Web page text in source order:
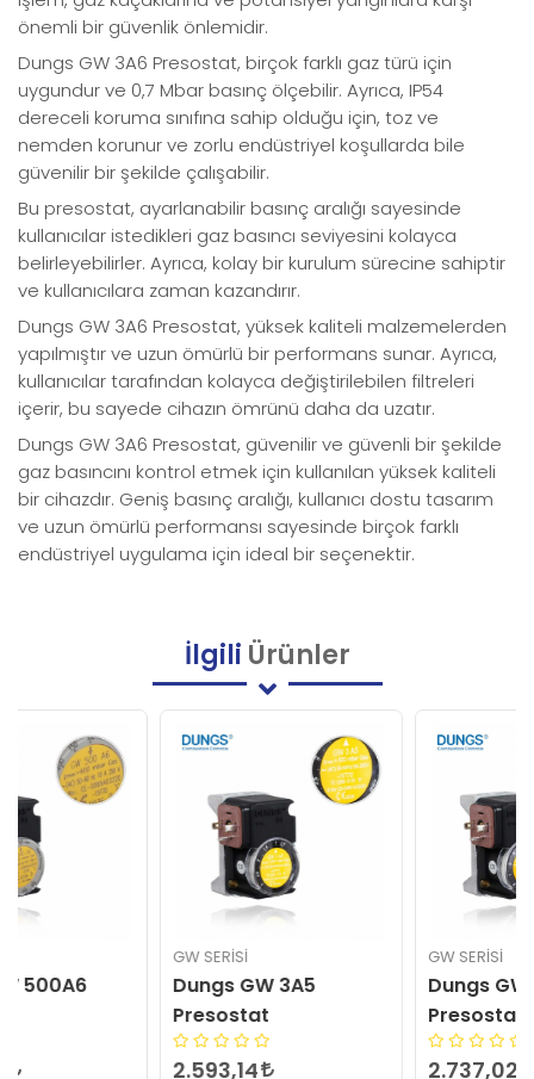
önemli bir güvenlik önlemidir.
Dungs GW 3A6 Presostat, birçok farklı gaz türü için
uygundur ve 0,7 Mbar basınç ölçebilir. Ayrıca, IP54
dereceli koruma sınıfına sahip olduğu için, toz ve
nemden korunur ve zorlu endüstriyel koşullarda bile
güvenilir bir şekilde çalışabilir.
Bu presostat, ayarlanabilir basınç aralığı sayesinde
kullanıcılar istedikleri gaz basıncı seviyesini kolayca
belirleyebilirler. Ayrıca, kolay bir kurulum sürecine sahiptir
ve kullanıcılara zaman kazandırır.
Dungs GW 3A6 Presostat, yüksek kaliteli malzemelerden
yapılmıştır ve uzun ömürlü bir performans sunar. Ayrıca,
kullanıcılar tarafından kolayca değiştirilebilen filtreleri
içerir, bu sayede cihazın ömrünü daha da uzatır.
Dungs GW 3A6 Presostat, güvenilir ve güvenli bir şekilde
gaz basıncını kontrol etmek için kullanılan yüksek kaliteli
bir cihazdır. Geniş basınç aralığı, kullanıcı dostu tasarım
ve uzun ömürlü performansı sayesinde birçok farklı
endüstriyel uygulama için ideal bir seçenektir.
İlgili Ürünler
Dungs GW 3A5
Dungs GW 10A6